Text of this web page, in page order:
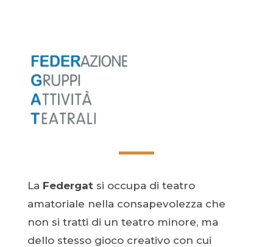
La Federgatsi occupa di teatro
amatoriale nella consapevolezza che
non si tratti di un teatro minore, ma
dello stesso gioco creativo con cui